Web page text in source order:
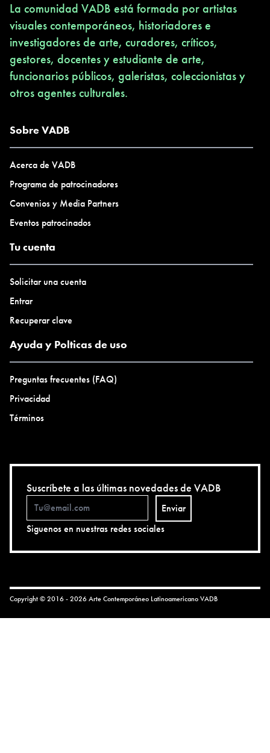
La comunidad VADB está formada por artistas
visuales contemporáneos, historiadores e
investigadores de arte, curadores, críticos,
gestores, docentes y estudiante de arte,
funcionarios públicos, galeristas, coleccionistas y
otros agentes culturales.
Sobre VADB
Acerca de VADB
Programa de patrocinadores
Convenios y Media Partners
Eventos patrocinados
Tu cuenta
Solicitar una cuenta
Entrar
Recuperar clave
Ayuda y Polticas de uso
Preguntas frecuentes (FAQ)
Privacidad
Términos
Suscríbete a las últimas novedades de VADB
Enviar
Siguenos en nuestras redes sociales
Copyright © 2016 - 2026 Arte Contemporáneo LatinoamericanoVADB